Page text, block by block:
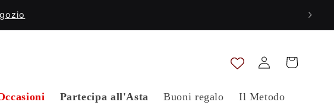
Partecipa all'Asta Buoni regalo Il Metodo
Accedi Carrello